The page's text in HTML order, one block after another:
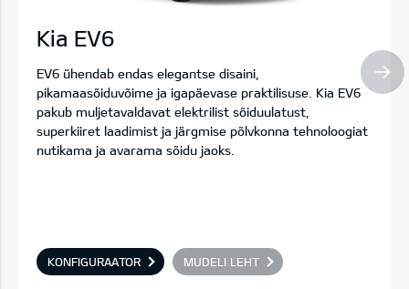
Kia EV6
EV6 ühendab endas elegantse disaini,
pikamaasõiduvõime ja igapäevase praktilisuse. Kia EV6
pakub muljetavaldavat elektrilist sõiduulatust,
superkiiret laadimist ja järgmise põlvkonna tehnoloogiat
nutikama ja avarama sõidu jaoks.
KONFIGURAATOR MUDELI LEHT